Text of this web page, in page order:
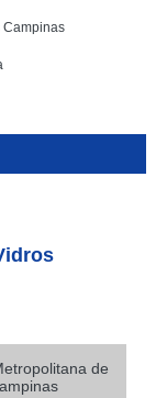
Campinas
Popular
Martinho
de